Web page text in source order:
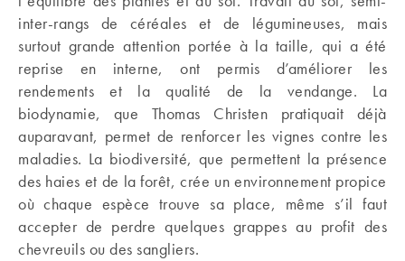
inter-rangs de céréales et de légumineuses, mais
surtout grande attention portée à la taille, qui a été
reprise en interne, ont permis d’améliorer les
rendements et la qualité de la vendange. La
biodynamie, que Thomas Christen pratiquait déjà
auparavant, permet de renforcer les vignes contre les
maladies. La biodiversité, que permettent la présence
des haies et de la forêt, crée un environnement propice
où chaque espèce trouve sa place, même s’il faut
accepter de perdre quelques grappes au profit des
chevreuils ou des sangliers.